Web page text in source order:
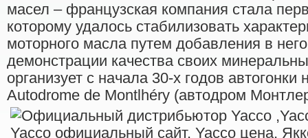
масел – французская компания стала
которому удалось стабилизовать
моторного масла путем добавления в
демонстрации качества своих
организует с начала 30-х годов автогонки
Autodrome de Montlhéry (автодром